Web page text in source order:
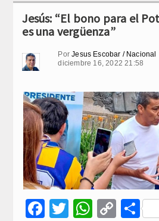
Jesús: “El bono para el
es una vergüenza”
PorJesus Escobar / Nacional
diciembre 16, 2022 21:58
Facebook
TwitterCopy